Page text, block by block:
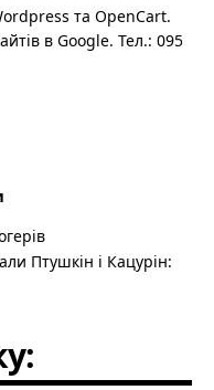
та OpenCart.
в Google. Тел.: 095
Птушкін і Кацурін: